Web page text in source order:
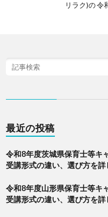
リラク)の 令
最近の投稿
令和8年度茨城県保育士等キ
受講形式の違い、選び方を詳
令和8年度山形県保育士等キ
受講形式の違い、選び方を詳